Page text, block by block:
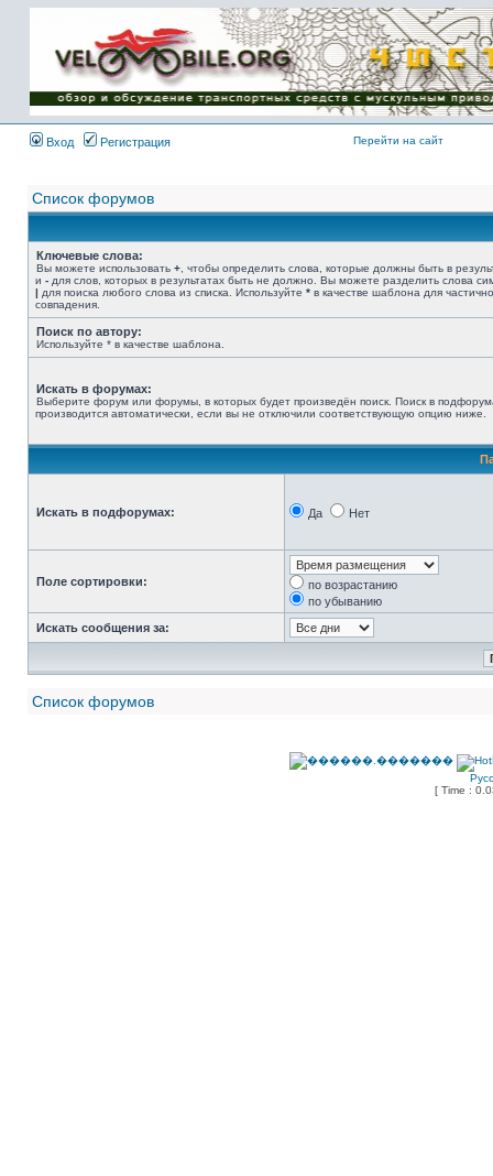
Имя пользователя:
Пароль:
{ LOG_ME_IN_SHORT
}
Вход
Регистрация Перейти на сайт
Список форумов
Ключевые слова:
Вы можете использовать + , чтобы определить слова, которые должны быть в
и - для слов, которых в результатах быть не должно. Вы можете разделить слова
| для поиска любого слова из списка. Используйте * в качестве шаблона для
совпадения.
Поиск по автору:
Используйте * в качестве шаблона.
Искать в форумах:
Выберите форум или форумы, в которых будет произведён поиск. Поиск в
производится автоматически, если вы не отключили соответствующую опцию ниже.
Искать в подфорумах: Да Нет
Поле сортировки:
по возрастанию
по убыванию
Искать сообщения за:
Список форумов
[ Time :